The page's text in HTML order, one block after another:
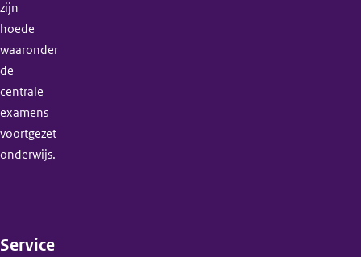
zijn
hoede
waaronder
de
centrale
examens
voortgezet
onderwijs.
Service